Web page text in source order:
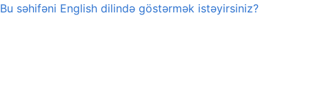
Bu səhifəni English dilində göstərmək istəyirsiniz?